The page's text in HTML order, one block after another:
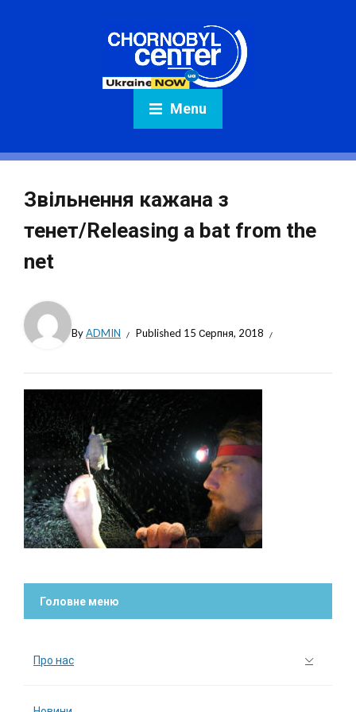
Menu
Звільнення кажана з
тенет/Releasing a bat from the
net
ByADMIN Published 15 Серпня, 2018
Головне меню
Про нас